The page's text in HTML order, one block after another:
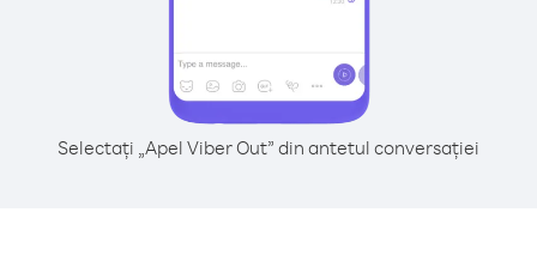
Selectați „Apel Viber Out” din antetul conversației